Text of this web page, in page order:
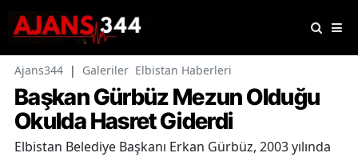
Ajans344 | Galeriler Elbistan Haberleri
Başkan Gürbüz Mezun Olduğu
Okulda Hasret Giderdi
Elbistan Belediye Başkanı Erkan Gürbüz, 2003 yılında